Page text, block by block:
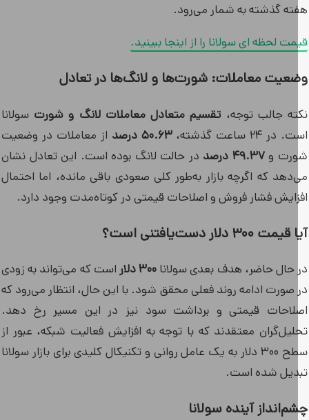
گذشته به شمار می‌رود.
لحظه ای سولانا را از اینجا ببینید.
معاملات: شورت‌ها و لانگ‌ها در تعادل
جالب توجه،تقسیم متعادل معاملات لانگ و شورتسولانا
۲۴ ساعت گذشته،
۵۰.۶۳ درصد
از معاملات در وضعیت
و ۴۹.۳۷ درصد
در حالت لانگ بوده است. این تعادل نشان
که اگرچه بازار به‌طور کلی صعودی باقی مانده، اما احتمال
فشار فروش و اصلاحات قیمتی در کوتاه‌مدت وجود دارد.
۳۰۰ دلار دست‌یافتنی است؟
حال حاضر، هدف بعدی سولانا۳۰۰ دلار
است که می‌تواند به زودی
صورت ادامه روند فعلی محقق شود. با این حال، انتظار می‌رود که
قیمتی و برداشت سود نیز در این مسیر رخ دهد.
معتقدند که با توجه به افزایش فعالیت شبکه، عبور از
سطح ۳۰۰ دلار به یک عامل روانی و تکنیکال کلیدی برای بازار سولانا
شده است.
آینده سولانا